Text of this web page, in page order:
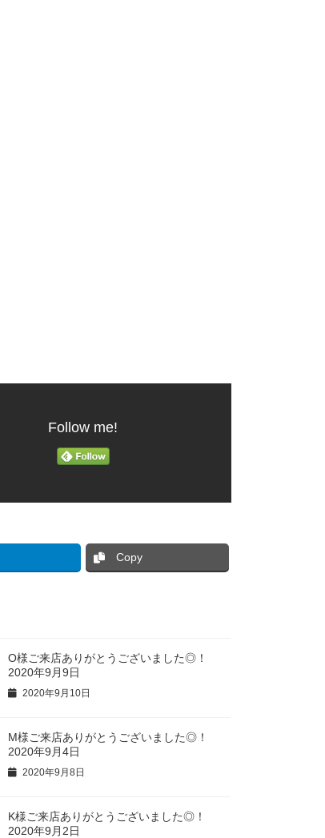
Follow me!
Copy
O様ご来店ありがとうございました◎！
2020年9月9日
2020年9月10日
M様ご来店ありがとうございました◎！
2020年9月4日
2020年9月8日
K様ご来店ありがとうございました◎！
2020年9月2日